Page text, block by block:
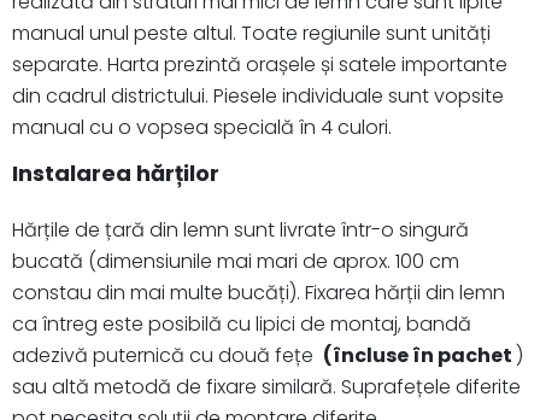
manual unul peste altul. Toate regiunile sunt unități
separate. Harta prezintă orașele și satele importante
din cadrul districtului. Piesele individuale sunt vopsite
manual cu o vopsea specială în 4 culori.
Instalarea hărților
Hărțile de țară din lemn sunt livrate într-o singură
bucată (dimensiunile mai mari de aprox. 100 cm
constau din mai multe bucăți). Fixarea hărții din lemn
ca întreg este posibilă cu lipici de montaj, bandă
adezivă puternică cu două fețe (încluse în pachet )
sau altă metodă de fixare similară. Suprafețele diferite